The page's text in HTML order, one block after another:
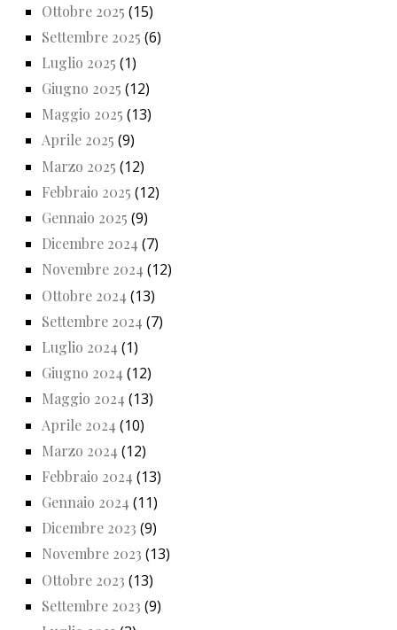
Ottobre 2025 (15)
Settembre 2025 (6)
Luglio 2025 (1)
Giugno 2025 (12)
Maggio 2025 (13)
Aprile 2025 (9)
Marzo 2025 (12)
Febbraio 2025 (12)
Gennaio 2025 (9)
Dicembre 2024 (7)
Novembre 2024 (12)
Ottobre 2024 (13)
Settembre 2024 (7)
Luglio 2024 (1)
Giugno 2024 (12)
Maggio 2024 (13)
Aprile 2024 (10)
Marzo 2024 (12)
Febbraio 2024 (13)
Gennaio 2024 (11)
Dicembre 2023 (9)
Novembre 2023 (13)
Ottobre 2023 (13)
Settembre 2023 (9)